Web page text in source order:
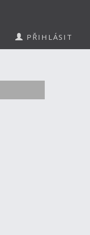
PŘIHLÁSIT